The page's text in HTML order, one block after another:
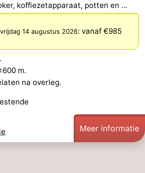
koffiezetapparaat, potten en ...
vrijdag 14 augustus 2026: vanaf €985
m.
na overleg.
Meer informatie